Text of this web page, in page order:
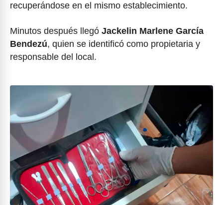
recuperándose en el mismo establecimiento.
Minutos después llegó Jackelin Marlene García
Bendezú, quien se identificó como propietaria y
responsable del local.